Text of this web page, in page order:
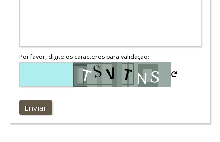
Por favor, digite os caracteres para validação:
Enviar